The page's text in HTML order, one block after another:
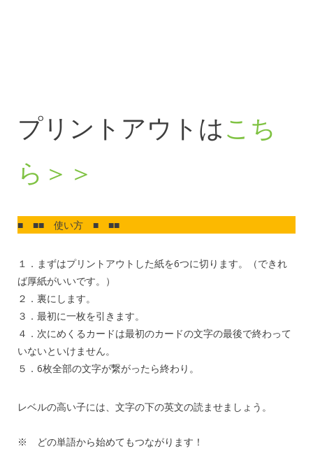
プリントアウトはこち
ら＞＞
■ ■■ 使い方 ■ ■■
１．まずはプリントアウトした紙を6つに切ります。（できれ
ば厚紙がいいです。）
２．裏にします。
３．最初に一枚を引きます。
４．次にめくるカードは最初のカードの文字の最後で終わって
いないといけません。
５．6枚全部の文字が繋がったら終わり。
レベルの高い子には、文字の下の英文の読ませましょう。
※ どの単語から始めてもつながります！